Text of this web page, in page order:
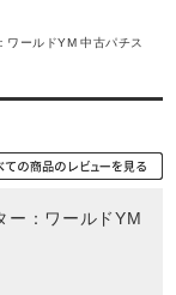
ワールドYM 中古パチス
ー：ワールドYM